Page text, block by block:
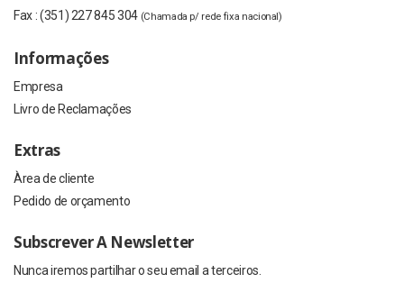
Fax :(351) 227 845 304 (Chamada p/ rede fixa nacional)
Informações
Empresa
Livro de Reclamações
Extras
Àrea de cliente
Pedido de orçamento
Subscrever A Newsletter
Nunca iremos partilhar o seu email a terceiros.